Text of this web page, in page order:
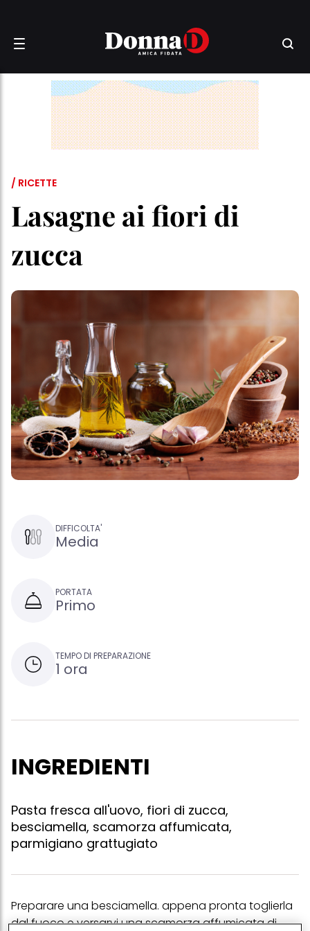
/ RICETTE
Lasagne ai fiori di
zucca
DIFFICOLTA'
Media
PORTATA
Primo
TEMPO DI PREPARAZIONE
1 ora
INGREDIENTI
Pasta fresca all'uovo, fiori di zucca,
besciamella, scamorza affumicata,
parmigiano grattugiato
Preparare una besciamella. appena pronta toglierla
dal fuoco e versarvi una scamorza affumicata di